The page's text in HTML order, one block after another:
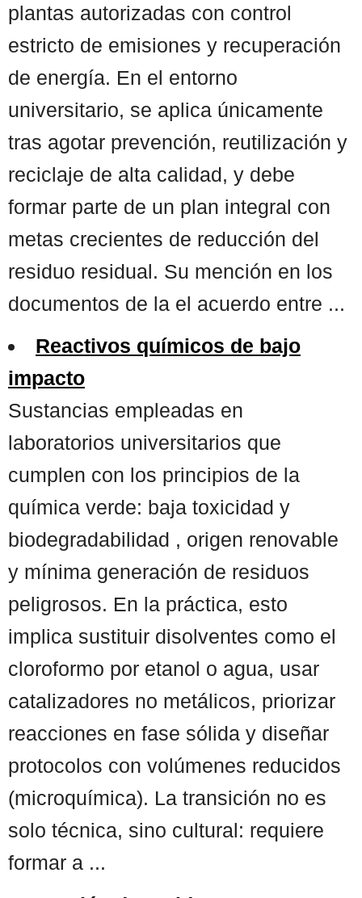
plantas autorizadas con control
estricto de emisiones y recuperación
de energía. En el entorno
universitario, se aplica únicamente
tras agotar prevención, reutilización y
reciclaje de alta calidad, y debe
formar parte de un plan integral con
metas crecientes de reducción del
residuo residual. Su mención en los
documentos de la el acuerdo entre ...
Reactivos químicos de bajo
impacto
Sustancias empleadas en
laboratorios universitarios que
cumplen con los principios de la
química verde: baja toxicidad y
biodegradabilidad , origen renovable
y mínima generación de residuos
peligrosos. En la práctica, esto
implica sustituir disolventes como el
cloroformo por etanol o agua, usar
catalizadores no metálicos, priorizar
reacciones en fase sólida y diseñar
protocolos con volúmenes reducidos
(microquímica). La transición no es
solo técnica, sino cultural: requiere
formar a ...